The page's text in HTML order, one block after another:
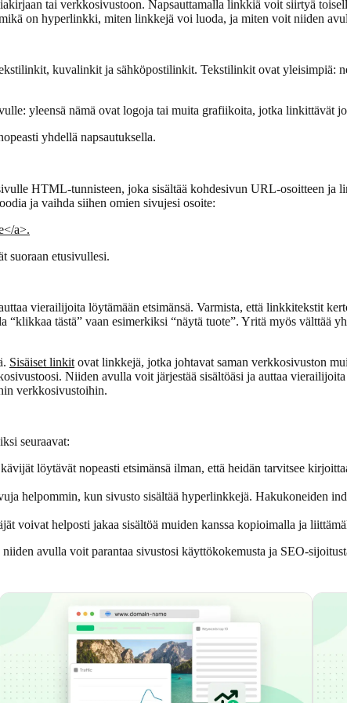
tai verkkosivustoon. Napsauttamalla linkkiä voit siirtyä
on hyperlinkki, miten linkkejä voi luoda, ja miten voit niiden
kuvalinkit ja sähköpostilinkit. Tekstilinkit ovat yleisimpiä:
yleensä nämä ovat logoja tai muita grafiikoita, jotka linkittävät
yhdellä napsautuksella.
HTML-tunnisteen, joka sisältää kohdesivun URL-osoitteen ja
ja vaihda siihen omien sivujesi osoite:
a>.
suoraan etusivullesi.
vierailijoita löytämään etsimänsä. Varmista, että linkkitekstit
tästä” vaan esimerkiksi “näytä tuote”. Yritä myös välttää
Sisäiset linkit ovat linkkejä, jotka johtavat saman verkkosivuston
Niiden avulla voit järjestää sisältöäsi ja auttaa
verkkosivustoihin.
seuraavat:
löytävät nopeasti etsimänsä ilman, että heidän tarvitsee
helpommin, kun sivusto sisältää hyperlinkkejä. Hakukoneiden
voivat helposti jakaa sisältöä muiden kanssa kopioimalla ja
avulla voit parantaa sivustosi käyttökokemusta ja SEO-